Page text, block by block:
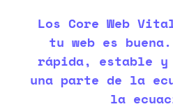
Los Core Web
tu web es
rápida, estable y
una parte de la
la